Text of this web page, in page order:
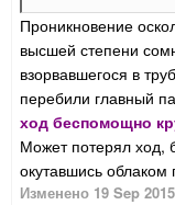
Проникновение
высшей степени
взорвавшегося в
перебили главный
ход беспомощно
Может потерял ход,
окутавшись облаком
Изменено 19 Sep 2015